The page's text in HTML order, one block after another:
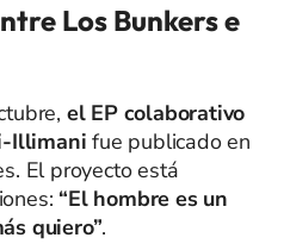
Los Bunkers e
el EP colaborativo
Illimanifue publicado en
El proyecto está
“El hombre es un
quiero”.